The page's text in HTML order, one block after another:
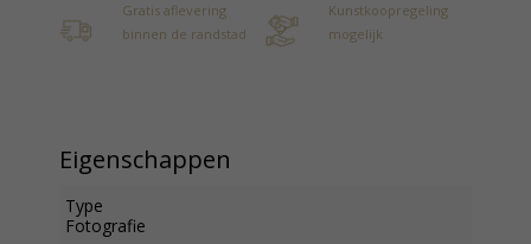
Gratis aflevering
binnen de randstad
Kunstkoopregeling
mogelijk
Eigenschappen
Type
Fotografie